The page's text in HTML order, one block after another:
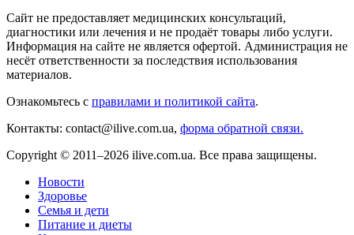
Сайт не предоставляет медицинских консультаций,
диагностики или лечения и не продаёт товары либо услуги.
Информация на сайте не является офертой. Администрация не
несёт ответственности за последствия использования
материалов.
Ознакомьтесь с правилами и политикой сайта.
Контакты: contact@ilive.com.ua, форма обратной связи.
Copyright © 2011–2026 ilive.com.ua. Все права защищены.
Новости
Здоровье
Семья и дети
Питание и диеты